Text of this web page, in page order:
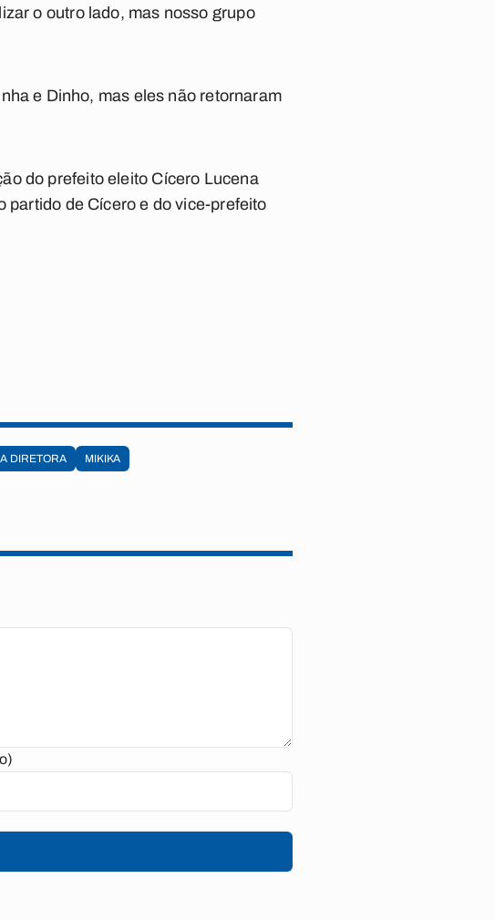
o outro lado, mas nosso grupo
e Dinho, mas eles não retornaram
do prefeito eleito Cícero Lucena
partido de Cícero e do vice-prefeito
DIRETORA MIKIKA